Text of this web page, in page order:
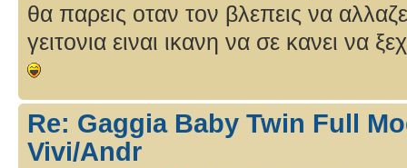
θα παρεις οταν τον βλεπεις να
γειτονια ειναι ικανη να σε κανει να
Re: Gaggia Baby Twin Full
Vivi/Andr